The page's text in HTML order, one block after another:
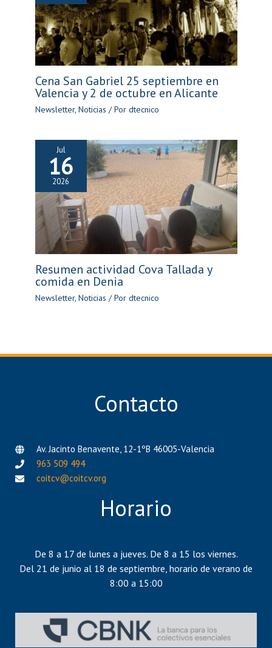
Cena San Gabriel 25 septiembre en
Valencia y 2 de octubre en Alicante
Newsletter, Noticias / Por dtecnico
Jul
16
2026
Resumen actividad Cova Tallada y
comida en Denia
Newsletter, Noticias / Por dtecnico
Contacto
Av. Jacinto Benavente, 12-1ºB 46005-Valencia
963 509 494
coitcv@coitcv.org
Horario
De 8 a 17 de lunes a jueves. De 8 a 15 los viernes.
Del 21 de junio al 18 de septiembre, horario de verano de
8:00 a 15:00